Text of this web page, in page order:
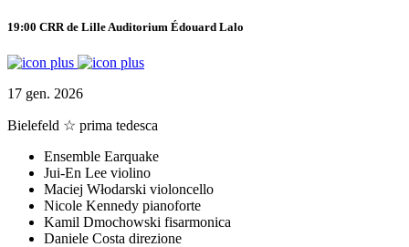
19:00 CRR de Lille Auditorium Édouard Lalo
17 gen. 2026
Bielefeld ☆ prima tedesca
Ensemble Earquake
Jui-En Lee violino
Maciej Włodarski violoncello
Nicole Kennedy pianoforte
Kamil Dmochowski fisarmonica
Daniele Costa direzione